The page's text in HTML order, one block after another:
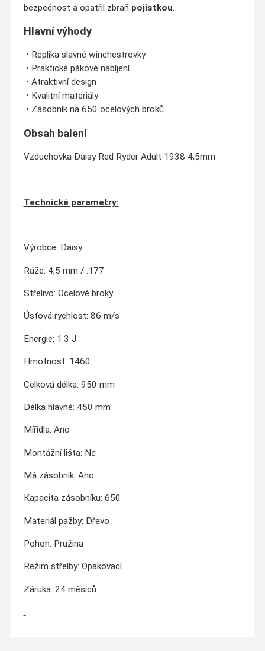
bezpečnost a opatřil zbraň pojistkou
Hlavní výhody
• Replika slavné winchestrovky
• Praktické pákové nabíjení
• Atraktivní design
• Kvalitní materiály
• Zásobník na 650 ocelových broků
Obsah balení
Vzduchovka Daisy Red Ryder Adult 1938 4,5mm
Technické parametry:
Výrobce: Daisy
Ráže: 4,5 mm / .177
Střelivo: Ocelové broky
Úsťová rychlost: 86 m/s
Energie: 1.3 J
Hmotnost: 1460
Celková délka: 950 mm
Délka hlavně: 450 mm
Mířidla: Ano
Montážní lišta: Ne
Má zásobník: Ano
Kapacita zásobníku: 650
Materiál pažby: Dřevo
Pohon: Pružina
Režim střelby: Opakovací
Záruka: 24 měsíců